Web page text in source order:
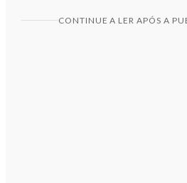
CONTINUE A LER APÓS A